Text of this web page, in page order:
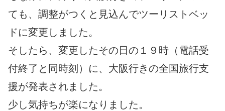
ても、調整がつくと見込んでツーリストベッ
ドに変更しました。
そしたら、変更したその日の１９時（電話受
付終了と同時刻）に、大阪行きの全国旅行支
援が発表されました。
少し気持ちが楽になりました。